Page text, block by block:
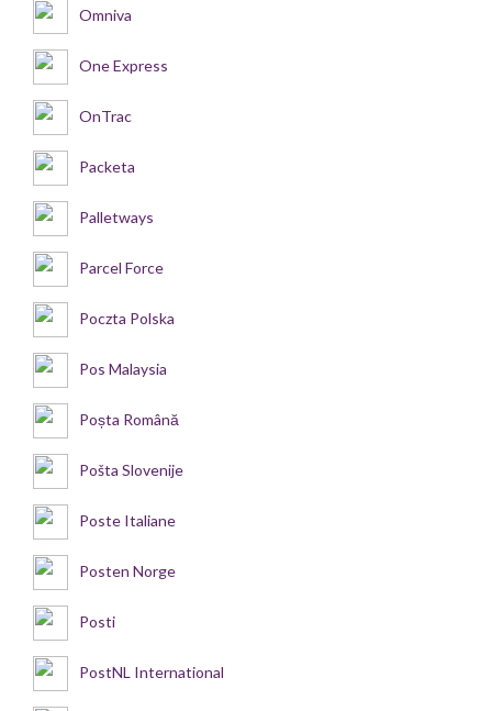
Omniva
One Express
OnTrac
Packeta
Palletways
Parcel Force
Poczta Polska
Pos Malaysia
Poșta Română
Pošta Slovenije
Poste Italiane
Posten Norge
Posti
PostNL International